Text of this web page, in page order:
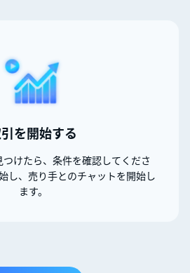
を開始する
けたら、条件を確認してくださ
し、売り手とのチャットを開始し
ます。